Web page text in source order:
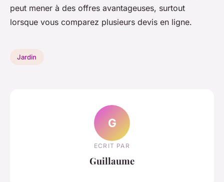
peut mener à des offres avantageuses, surtout
lorsque vous comparez plusieurs devis en ligne.
Jardin
G
ECRIT PAR
Guillaume